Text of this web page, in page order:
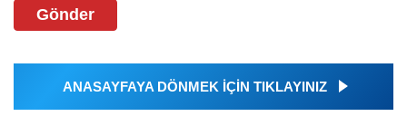
Gönder
ANASAYFAYA DÖNMEK İÇİN TIKLAYINIZ